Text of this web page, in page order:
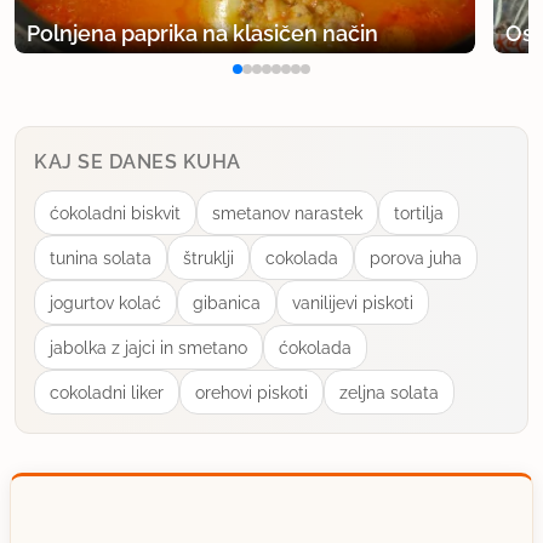
uporabno
Polnjena paprika na klasičen način
KAJ SE DANES KUHA
ćokoladni biskvit smetanov narastek tortilja
tunina solata štruklji cokolada porova juha
jogurtov kolać gibanica vanilijevi piskoti
jabolka z jajci in smetano ćokolada
cokoladni liker orehovi piskoti zeljna solata